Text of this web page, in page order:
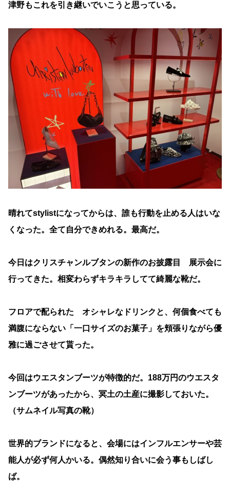
津野もこれを引き継いでいこうと思っている。
晴れてstylistになってからは、誰も行動を止める人はいな
くなった。全て自分できめれる。最高だ。
今日はクリスチャンルブタンの新作のお披露目 展示会に
行ってきた。相変わらずキラキラしてて綺麗な靴だ。
フロアで配られた オシャレなドリンクと、何個食べても
満腹にならない「一口サイズのお菓子」を頬張りながら優
雅に過ごさせて貰った。
今回はウエスタンブーツが特徴的だ。188万円のウエスタ
ンブーツがあったから、冥土の土産に撮影しておいた。
（サムネイル写真の靴）
世界的ブランドになると、会場にはインフルエンサーや芸
能人が必ず何人かいる。偶然知り合いに会う事もしばし
ば。